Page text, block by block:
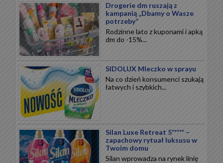
Drogerie dm ruszają z
kampanią „Dbamy o Wasze
potrzeby”
Rodzinne lato z kuponami i apką
dm do -15%...
SIDOLUX Mleczko w sprayu
Na co dzień konsumenci szukają
łatwych i szybkich...
Silan Luxe Retreat 5***** –
zapachowy rytuał luksusu w
Twoim domu
Silan wprowadza na rynek linię